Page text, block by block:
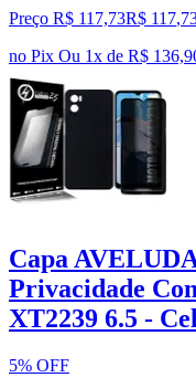
Preço R$ 117,73R$ 117,
no Pix Ou 1x de R$
Capa
Privacidade
XT2239 6.5 -
5% OFF